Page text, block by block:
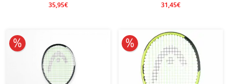
35,95€ 31,45€
10% reduziert 10% reduziert